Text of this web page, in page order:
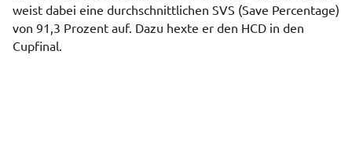
weist dabei eine durchschnittlichen SVS (Save Percentage)
von 91,3 Prozent auf. Dazu hexte er den HCD in den
Cupfinal.